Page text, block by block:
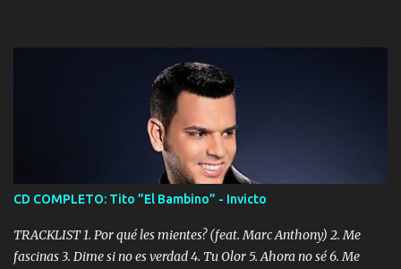
CD COMPLETO: Tito ”El Bambino” - Invicto
TRACKLIST 1. Por qué les mientes? (feat. Marc Anthony) 2. Me
fascinas 3. Dime si no es verdad 4. Tu Olor 5. Ahora no sé 6. Me